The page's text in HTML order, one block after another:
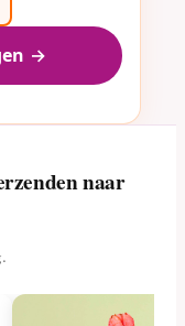
→
naar